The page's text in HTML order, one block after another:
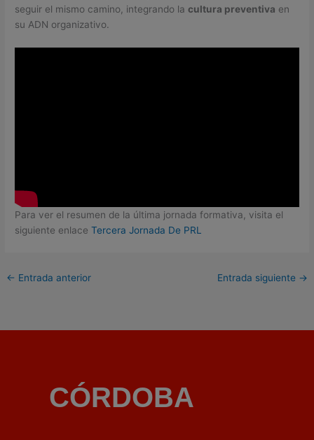
seguir el mismo camino, integrando lacultura preventiva en
su ADN organizativo.
Para ver el resumen de la última jornada formativa, visita el
siguiente enlaceTercera Jornada De PRL
← Entrada anterior Entrada siguiente →
CÓRDOBA